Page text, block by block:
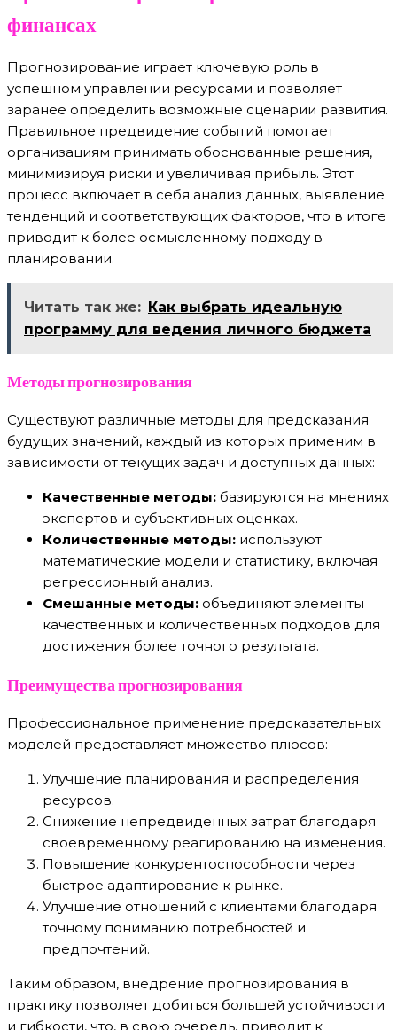
финансах
Прогнозирование играет ключевую роль в
успешном управлении ресурсами и позволяет
заранее определить возможные сценарии развития.
Правильное предвидение событий помогает
организациям принимать обоснованные решения,
минимизируя риски и увеличивая прибыль. Этот
процесс включает в себя анализ данных, выявление
тенденций и соответствующих факторов, что в итоге
приводит к более осмысленному подходу в
планировании.
Читать так же: Как выбрать идеальную
программу для ведения личного бюджета
Методы прогнозирования
Существуют различные методы для предсказания
будущих значений, каждый из которых применим в
зависимости от текущих задач и доступных данных:
Качественные методы: базируются на мнениях
экспертов и субъективных оценках.
Количественные методы: используют
математические модели и статистику, включая
регрессионный анализ.
Смешанные методы: объединяют элементы
качественных и количественных подходов для
достижения более точного результата.
Преимущества прогнозирования
Профессиональное применение предсказательных
моделей предоставляет множество плюсов:
Улучшение планирования и распределения
ресурсов.
Снижение непредвиденных затрат благодаря
своевременному реагированию на изменения.
Повышение конкурентоспособности через
быстрое адаптирование к рынке.
Улучшение отношений с клиентами благодаря
точному пониманию потребностей и
предпочтений.
Таким образом, внедрение прогнозирования в
практику позволяет добиться большей устойчивости
и гибкости, что, в свою очередь, приводит к